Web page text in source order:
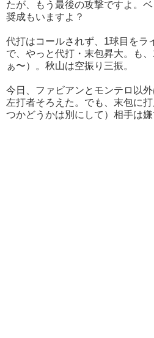
たが、もう最後の攻撃ですよ。
奨成もいますよ？
代打はコールされず、1球目をラ
で、やっと代打・末包昇大。も
ぁ〜）。秋山は空振り三振。
今日、ファビアンとモンテロ以
左打者そろえた。でも、末包に
つかどうかは別にして）相手は嫌